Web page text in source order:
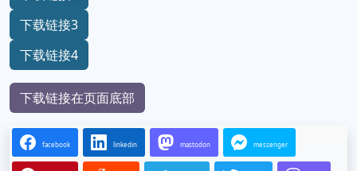
下载链接3
下载链接4
下载链接在页面底部
facebook linkedin mastodon messenger